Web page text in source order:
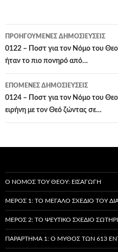
Πλοήγηση
άρθρων
ΠΡΟΗΓΟΎΜΕΝΕΣ ΔΗΜΟΣΙΕΎΣΕΙΣ
0122 – Ποστ για τον Νόμο του
ήταν το πιο πονηρό από…
ΕΠΌΜΕΝΕΣ ΔΗΜΟΣΙΕΎΣΕΙΣ
0124 – Ποστ για τον Νόμο του
ειρήνη με τον Θεό ζώντας σε…
Ο ΝΌΜΟΣ ΤΟΥ ΘΕΟΎ: ΕΙΣΑΓΩΓΉ
ΜΈΡΟΣ 1: ΤΟ ΜΕΓΆΛΟ ΣΧΈΔΙΟ ΤΟΥ
ΜΈΡΟΣ 2: ΤΟ ΨΕΎΤΙΚΟ ΣΧΈΔΙΟ
ΠΑΡΆΡΤΗΜΑ 1: Ο ΜΎΘΟΣ ΤΩΝ 613